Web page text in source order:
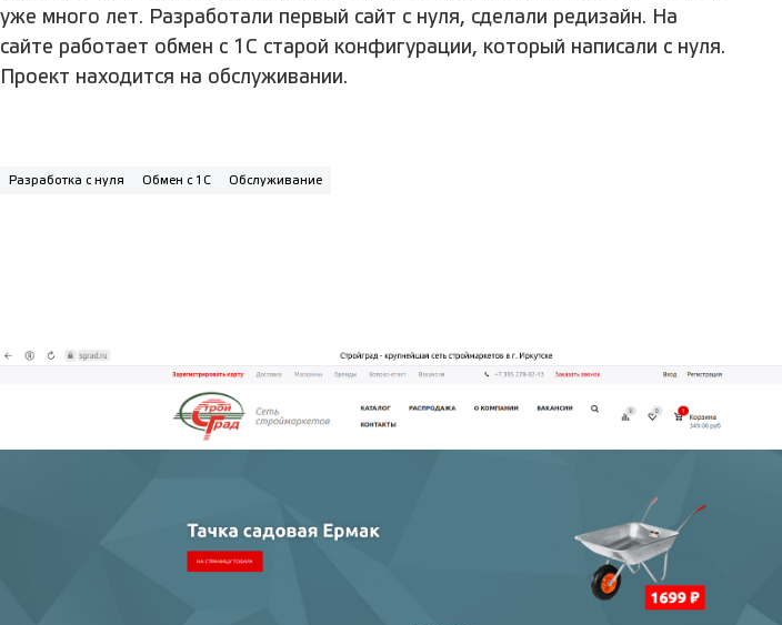
уже много лет. Разработали первый сайт с нуля, сделали редизайн. На
сайте работает обмен с 1С старой конфигурации, который написали с нуля.
Проект находится на обслуживании.
Разработка с нуля Обмен с 1С Обслуживание